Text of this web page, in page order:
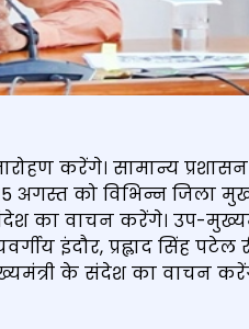
करेंगे। सामान्य प्रशासन
अगस्त को विभिन्न जिला
का वाचन करेंगे। उप-
इंदौर, प्रह्लाद सिंह पटेल
के संदेश का वाचन